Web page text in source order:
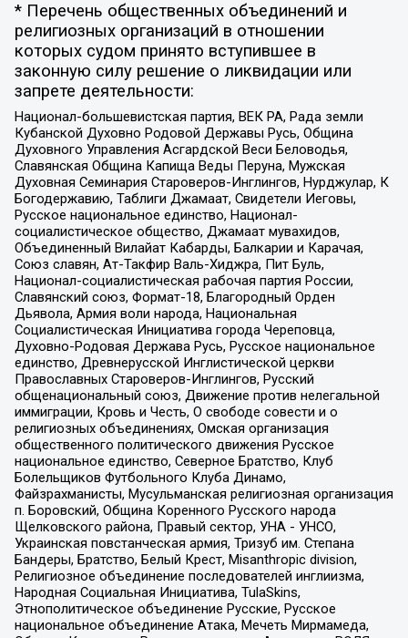
* Перечень общественных объединений и
религиозных организаций в отношении
которых судом принято вступившее в
законную силу решение о ликвидации или
запрете деятельности:
Национал-большевистская партия, ВЕК РА, Рада земли
Кубанской Духовно Родовой Державы Русь, Община
Духовного Управления Асгардской Веси Беловодья,
Славянская Община Капища Веды Перуна, Мужская
Духовная Семинария Староверов-Инглингов, Нурджулар, К
Богодержавию, Таблиги Джамаат, Свидетели Иеговы,
Русское национальное единство, Национал-
социалистическое общество, Джамаат мувахидов,
Объединенный Вилайат Кабарды, Балкарии и Карачая,
Союз славян, Ат-Такфир Валь-Хиджра, Пит Буль,
Национал-социалистическая рабочая партия России,
Славянский союз, Формат-18, Благородный Орден
Дьявола, Армия воли народа, Национальная
Социалистическая Инициатива города Череповца,
Духовно-Родовая Держава Русь, Русское национальное
единство, Древнерусской Инглистической церкви
Православных Староверов-Инглингов, Русский
общенациональный союз, Движение против нелегальной
иммиграции, Кровь и Честь, О свободе совести и о
религиозных объединениях, Омская организация
общественного политического движения Русское
национальное единство, Северное Братство, Клуб
Болельщиков Футбольного Клуба Динамо,
Файзрахманисты, Мусульманская религиозная организация
п. Боровский, Община Коренного Русского народа
Щелковского района, Правый сектор, УНА - УНСО,
Украинская повстанческая армия, Тризуб им. Степана
Бандеры, Братство, Белый Крест, Misanthropic division,
Религиозное объединение последователей инглиизма,
Народная Социальная Инициатива, TulaSkins,
Этнополитическое объединение Русские, Русское
национальное объединение Атака, Мечеть Мирмамеда,